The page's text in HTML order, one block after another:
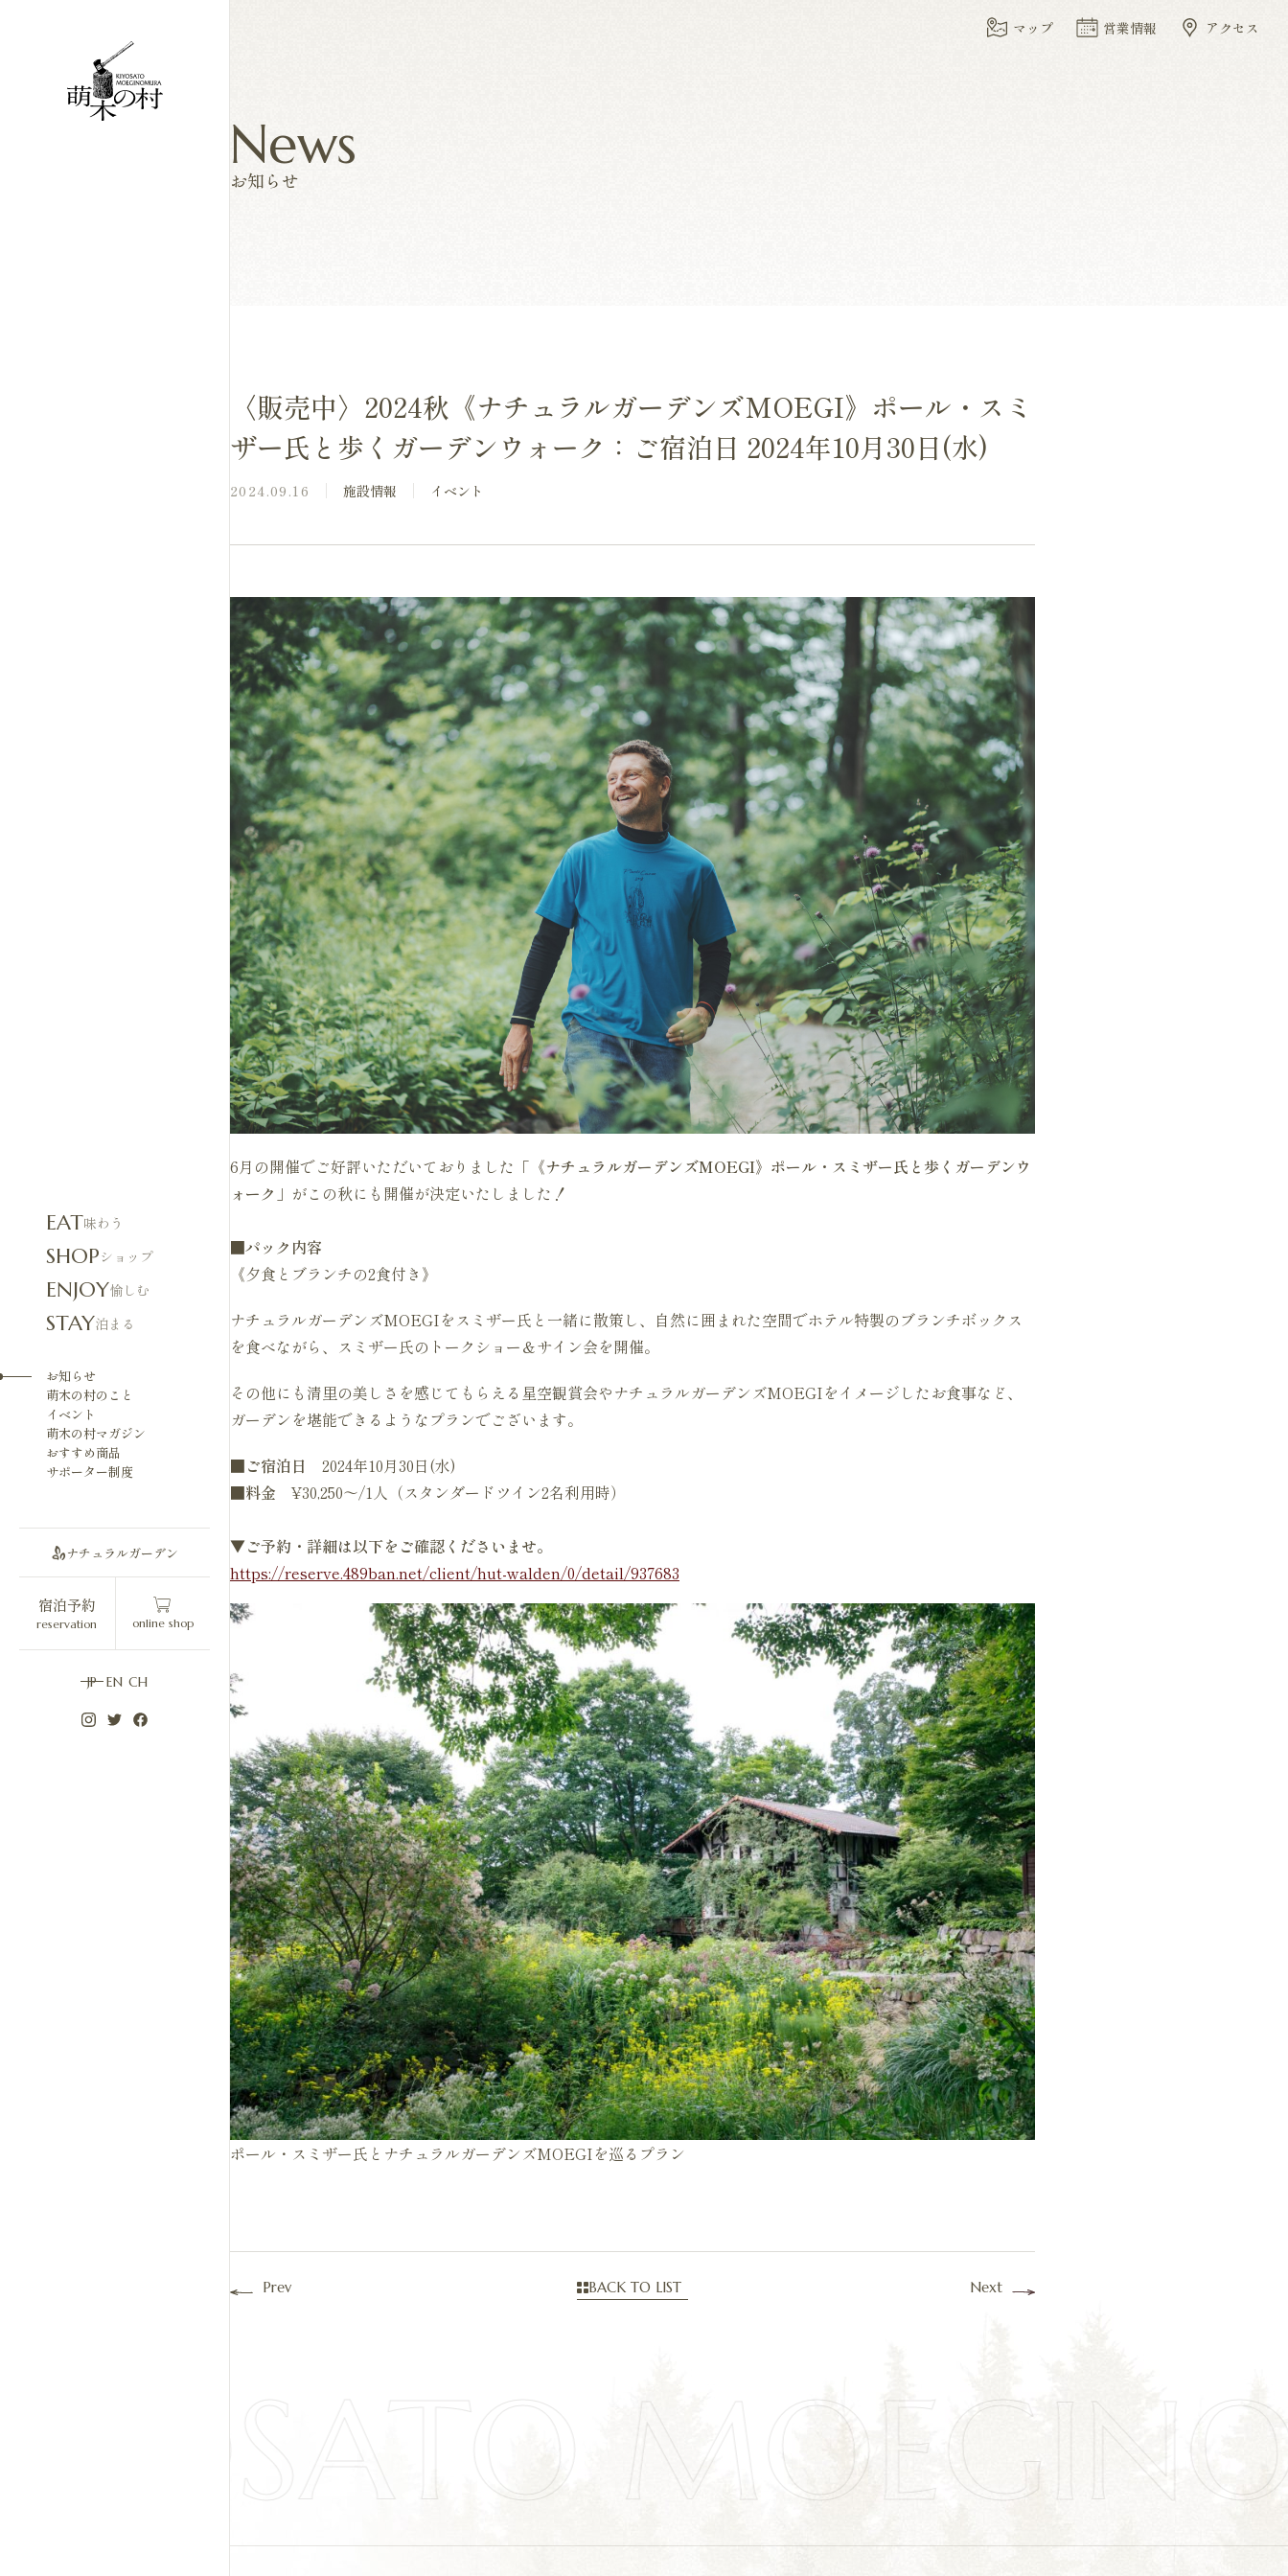
EAT味わう
SHOPショップ
ENJOY愉しむ
STAY泊まる
お知らせ
萌木の村のこと
イベント
萌木の村マガジン
おすすめ商品
サポーター制度
ナチュラルガーデン
宿泊予約
reservation online shop
JP EN CH
マップ 営業情報 アクセス
News
お知らせ
〈販売中〉2024秋《ナチュラルガーデンズMOEGI》ポール・スミ
ザー氏と歩くガーデンウォーク：ご宿泊日 2024年10月30日(水)
2024.09.16 施設情報 イベント
6月の開催でご好評いただいておりました 「《ナチュラルガーデンズMOEGI》ポール・スミザー氏と歩くガーデンウ
ォーク」 がこの秋にも開催が決定いたしました！
■パック内容
《夕食とブランチの2食付き》
ナチュラルガーデンズMOEGIをスミザー氏と一緒に散策し、自然に囲まれた空間でホテル特製のブランチボックス
を食べながら、スミザー氏のトークショー＆サイン会を開催。
その他にも清里の美しさを感じてもらえる星空観賞会やナチュラルガーデンズMOEGIをイメージしたお食事など、
ガーデンを堪能できるようなプランでございます。
■ご宿泊日
2024年10月30日(水)
■料金 ¥30,250～/1人（スタンダードツイン2名利用時）
▼ご予約・詳細は以下をご確認くださいませ。
https://reserve.489ban.net/client/hut-walden/0/detail/937683
ポール・スミザー氏とナチュラルガーデンズMOEGIを巡るプラン
Prev Next
BACK TO LIST